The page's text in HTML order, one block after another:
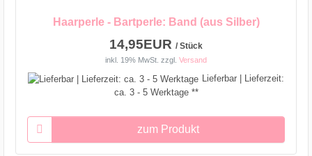
Haarperle - Bartperle: Band (aus Silber)
14,95EUR / Stück
inkl. 19% MwSt. zzgl. Versand
Lieferbar | Lieferzeit:
ca. 3 - 5 Werktage **
zum Produkt